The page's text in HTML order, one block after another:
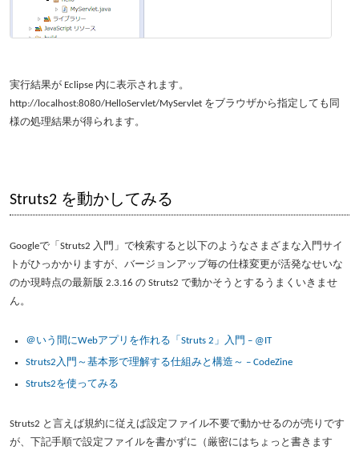
実行結果が Eclipse 内に表示されます。
http://localhost:8080/HelloServlet/MyServlet をブラウザから指定しても同
様の処理結果が得られます。
Struts2 を動かしてみる
Googleで「Struts2 入門」で検索すると以下のようなさまざまな入門サイ
トがひっかかりますが、バージョンアップ毎の仕様変更が活発なせいな
のか現時点の最新版 2.3.16 の Struts2 で動かそうとするうまくいきませ
ん。
＠いう間にWebアプリを作れる「Struts 2」入門 – @IT
Struts2入門～基本形で理解する仕組みと構造～ – CodeZine
Struts2を使ってみる
Struts2 と言えば規約に従えば設定ファイル不要で動かせるのが売りです
が、下記手順で設定ファイルを書かずに（厳密にはちょっと書きます